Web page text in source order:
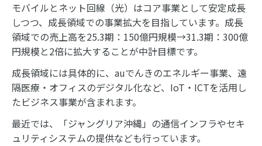
モバイルとネット回線（光）はコア事業として安定成長
しつつ、成長領域での事業拡大を目指しています。成長
領域での売上高を25.3期：150億円規模→31.3期：300億
円規模と2倍に拡大することが中計目標です。
成長領域には具体的に、auでんきのエネルギー事業、遠
隔医療・オフィスのデジタル化など、IoT・ICTを活用し
たビジネス事業が含まれます。
最近では、「ジャングリア沖縄」の通信インフラやセキ
ュリティシステムの提供なども行っています。